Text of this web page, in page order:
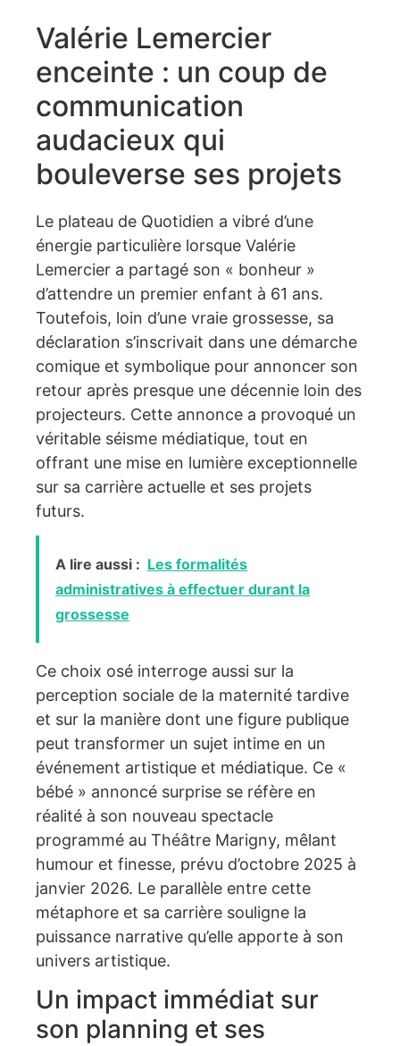
Valérie Lemercier
enceinte : un coup de
communication
audacieux qui
bouleverse ses projets
Le plateau de Quotidien a vibré d’une
énergie particulière lorsque Valérie
Lemercier a partagé son « bonheur »
d’attendre un premier enfant à 61 ans.
Toutefois, loin d’une vraie grossesse, sa
déclaration s’inscrivait dans une démarche
comique et symbolique pour annoncer son
retour après presque une décennie loin des
projecteurs. Cette annonce a provoqué un
véritable séisme médiatique, tout en
offrant une mise en lumière exceptionnelle
sur sa carrière actuelle et ses projets
futurs.
A lire aussi : Les formalités
administratives à effectuer durant la
grossesse
Ce choix osé interroge aussi sur la
perception sociale de la maternité tardive
et sur la manière dont une figure publique
peut transformer un sujet intime en un
événement artistique et médiatique. Ce «
bébé » annoncé surprise se réfère en
réalité à son nouveau spectacle
programmé au Théâtre Marigny, mêlant
humour et finesse, prévu d’octobre 2025 à
janvier 2026. Le parallèle entre cette
métaphore et sa carrière souligne la
puissance narrative qu’elle apporte à son
univers artistique.
Un impact immédiat sur
son planning et ses